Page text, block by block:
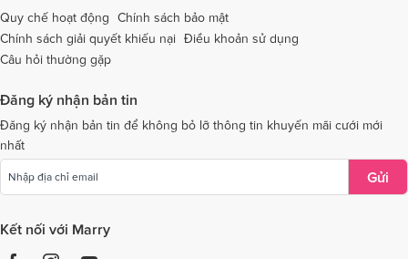
Dịch vụ cưới tại An Giang Dịch vụ cưới tại Trà Vinh
Dịch vụ cưới tại Tuyên Quang Dịch vụ cưới tại Vĩnh Long
Dịch vụ cưới tại Bà Rịa - Vũng TàuDịch vụ cưới tại Bắc Giang
Dịch vụ cưới tại Bắc Kạn
Quy chế hoạt động
Chính sách bảo mật
Chính sách giải quyết khiếu nại Điều khoản sử dụng
Câu hỏi thường gặp
Đăng ký nhận bản tin
Đăng ký nhận bản tin để không bỏ lỡ thông tin khuyến mãi cưới mới
nhất
Gửi
Kết nối với Marry